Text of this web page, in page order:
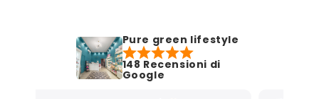
Pure green lifestyle
148 Recensioni di
Google